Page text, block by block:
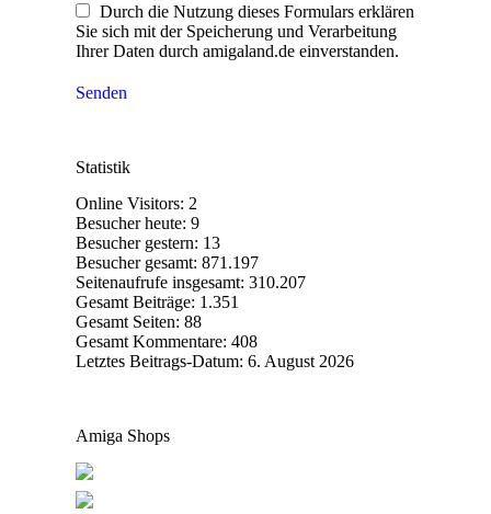
Durch die Nutzung dieses Formulars erklären
Sie sich mit der Speicherung und Verarbeitung
Ihrer Daten durch amigaland.de einverstanden.
Senden
Statistik
Online Visitors: 2
Besucher heute: 9
Besucher gestern: 13
Besucher gesamt: 871.197
Seitenaufrufe insgesamt: 310.207
Gesamt Beiträge: 1.351
Gesamt Seiten: 88
Gesamt Kommentare: 408
Letztes Beitrags-Datum: 6. August 2026
Amiga Shops